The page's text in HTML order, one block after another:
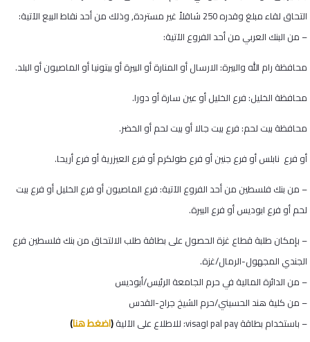
التحاق لقاء مبلغ وقدره 250 شاقلاً غير مستردة, وذلك من أحد نقاط البيع الآتية:
– من البنك العربي من أحد الفروع الآتية:
محافظة رام الله والبيرة: الارسال أو المنارة أو البيرة أو بيتونيا أو الماصيون أو البلد.
محافظة الخليل: فرع الخليل أو عين سارة أو دورا.
محافظة بيت لحم: فرع بيت جالا أو بيت لحم أو الخضر.
أو فرع نابلس أو فرع جنين أو فرع طولكرم أو فرع العيزرية أو فرع أريحا.
– من بنك فلسطين من أحد الفروع الآتية: فرع الماصيون أو فرع الخليل أو فرع بيت
لحم أو فرع ابوديس أو فرع البيرة.
– بإمكان طلبة قطاع غزة الحصول على بطاقة طلب الالتحاق من بنك فلسطين فرع
الجندي المجهول-الرمال/غزة.
– من الدائرة المالية في حرم الجامعة الرئيس/أبوديس
– من كلية هند الحسيني/حرم الشيخ جراح-القدس
– باستخدام بطاقةpal payاوvisa: للاطلاع على الآلية(اضغط هنا)